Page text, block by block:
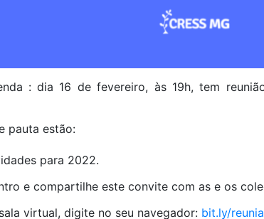
: dia 16 de fevereiro, às 19h, tem
pauta estão:
para 2022.
e compartilhe este convite com as e os
virtual, digite no seu navegador: bit.ly/